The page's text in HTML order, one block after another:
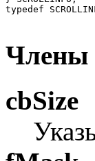
typedef
Члены
cbSize